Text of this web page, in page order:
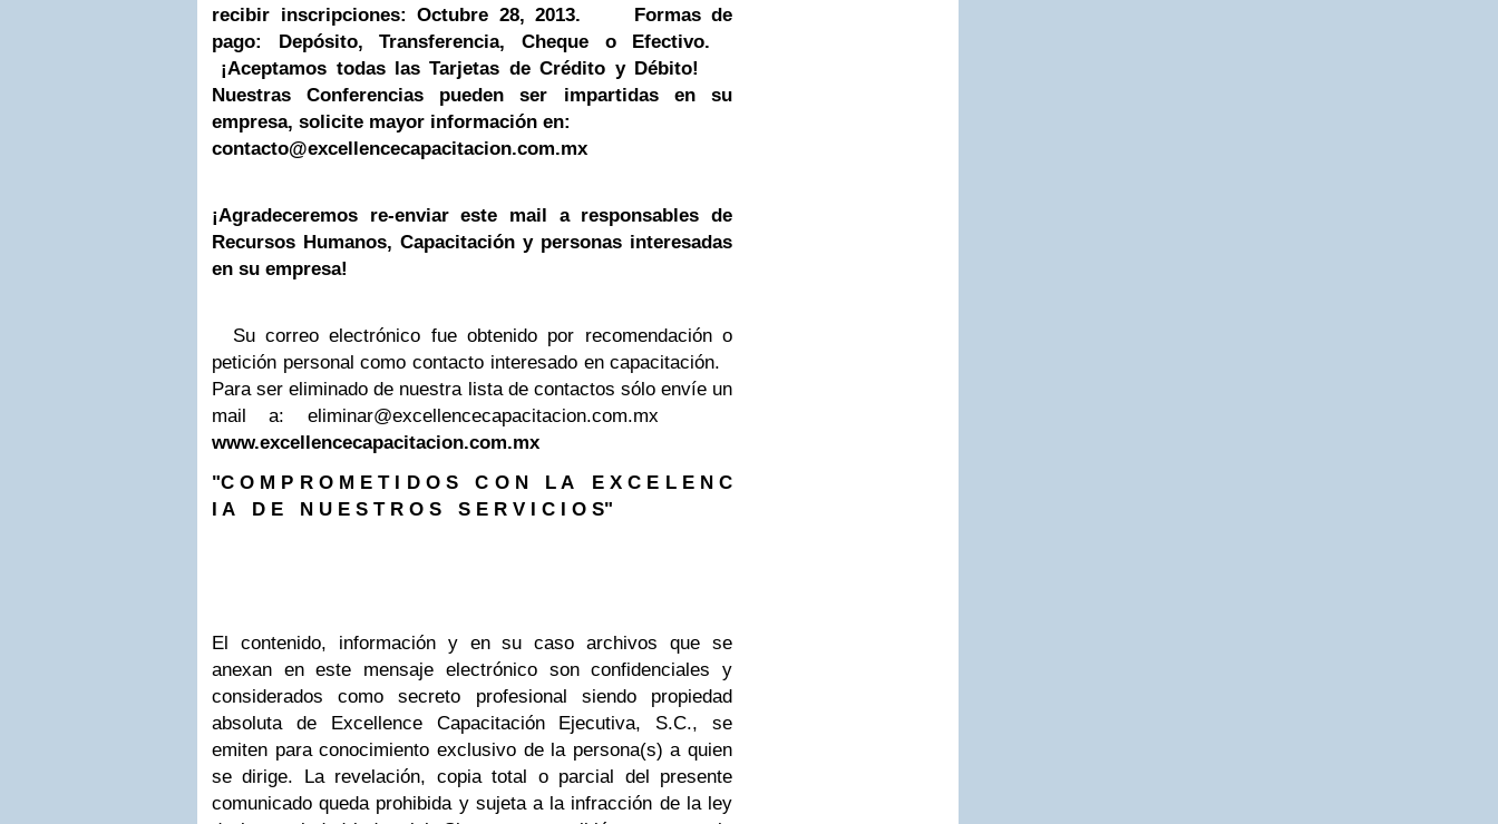
recibir inscripciones: Octubre 28, 2013.
Formas de
pago: Depósito, Transferencia, Cheque o Efectivo.
¡Aceptamos todas las Tarjetas de Crédito y Débito!
Nuestras Conferencias pueden ser impartidas en su
empresa, solicite mayor información en:
contacto@excellencecapacitacion.com.mx
¡Agradeceremos re-enviar este mail a responsables de
Recursos Humanos, Capacitación y personas interesadas
en su empresa!
Su correo electrónico fue obtenido por recomendación o
petición personal como contacto interesado en capacitación.
Para ser eliminado de nuestra lista de contactos sólo envíe un
mail a: eliminar@excellencecapacitacion.com.mx
www.excellencecapacitacion.com.mx
"C O M P R O M E T I D O S C O N L A E X C E L E N C
I A D E N U E S T R O S S E R V I C I O S"
El contenido, información y en su caso archivos que se
anexan en este mensaje electrónico son confidenciales y
considerados como secreto profesional siendo propiedad
absoluta de Excellence Capacitación Ejecutiva, S.C., se
emiten para conocimiento exclusivo de la persona(s) a quien
se dirige. La revelación, copia total o parcial del presente
comunicado queda prohibida y sujeta a la infracción de la ley